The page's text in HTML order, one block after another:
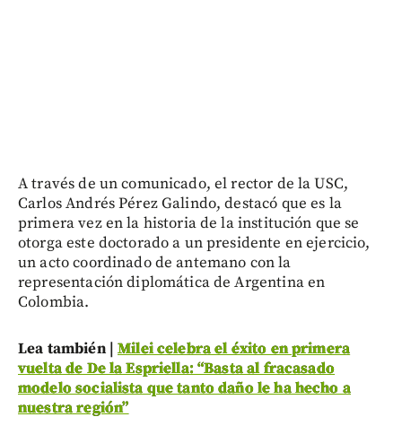
A través de un comunicado, el rector de la USC,
Carlos Andrés Pérez Galindo, destacó que es la
primera vez en la historia de la institución que se
otorga este doctorado a un presidente en ejercicio,
un acto coordinado de antemano con la
representación diplomática de Argentina en
Colombia.
Lea también |Milei celebra el éxito en primera
vuelta de De la Espriella: “Basta al fracasado
modelo socialista que tanto daño le ha hecho a
nuestra región”